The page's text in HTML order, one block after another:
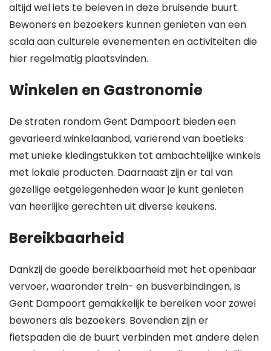
altijd wel iets te beleven in deze bruisende buurt.
Bewoners en bezoekers kunnen genieten van een
scala aan culturele evenementen en activiteiten die
hier regelmatig plaatsvinden.
Winkelen en Gastronomie
De straten rondom Gent Dampoort bieden een
gevarieerd winkelaanbod, variërend van boetieks
met unieke kledingstukken tot ambachtelijke winkels
met lokale producten. Daarnaast zijn er tal van
gezellige eetgelegenheden waar je kunt genieten
van heerlijke gerechten uit diverse keukens.
Bereikbaarheid
Dankzij de goede bereikbaarheid met het openbaar
vervoer, waaronder trein- en busverbindingen, is
Gent Dampoort gemakkelijk te bereiken voor zowel
bewoners als bezoekers. Bovendien zijn er
fietspaden die de buurt verbinden met andere delen